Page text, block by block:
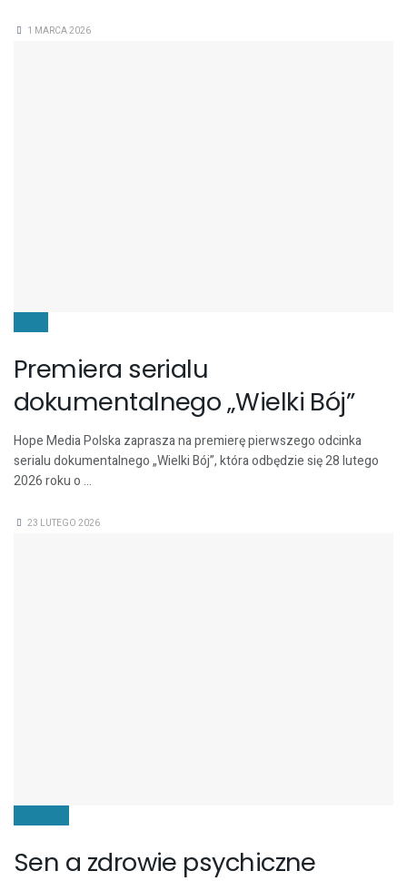
1 MARCA 2026
Premiera serialu
dokumentalnego „Wielki Bój”
Hope Media Polska zaprasza na premierę pierwszego odcinka
serialu dokumentalnego „Wielki Bój”, która odbędzie się 28 lutego
2026 roku o ...
23 LUTEGO 2026
Sen a zdrowie psychiczne